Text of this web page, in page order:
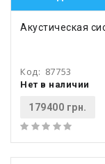
Акустическая
Код: 87753
Нет в наличии
179400 грн.